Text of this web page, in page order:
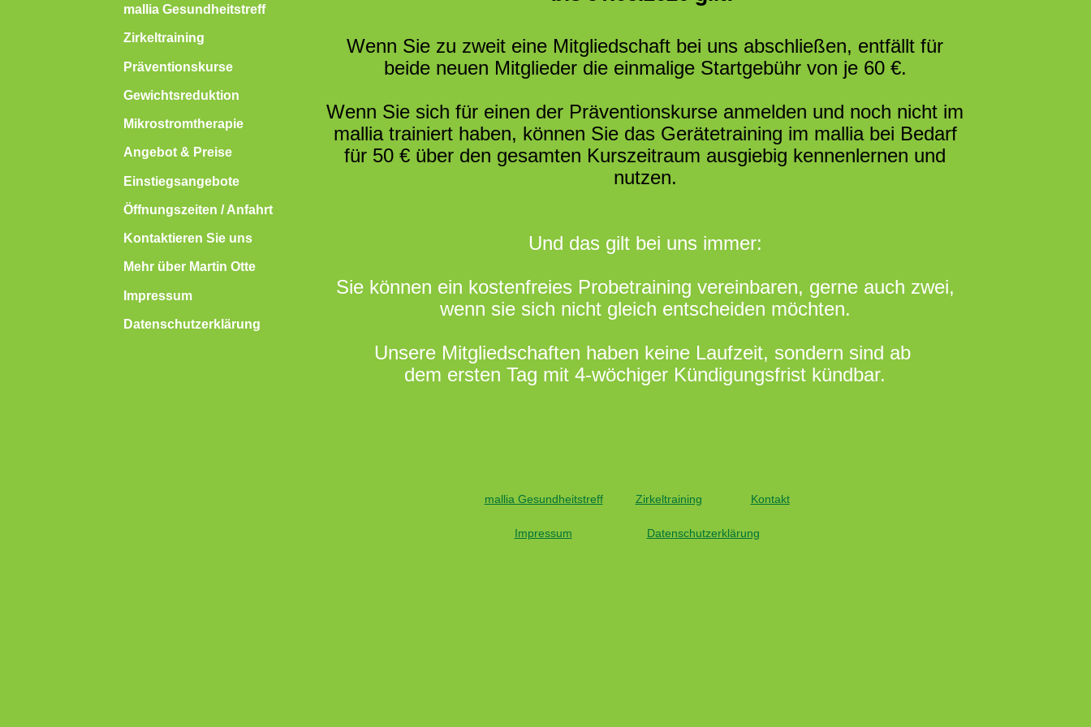
mallia Gesundheitstreff
Zirkeltraining
Präventionskurse
Gewichtsreduktion
Mikrostromtherapie
Angebot & Preise
Einstiegsangebote
Öffnungszeiten / Anfahrt
Kontaktieren Sie uns
Mehr über Martin Otte
Impressum
Datenschutzerklärung
Wenn Sie zu zweit eine Mitgliedschaft bei uns abschließen, entfällt für
beide neuen Mitglieder die einmalige Startgebühr von je 60 €.
Wenn Sie sich für einen der Präventionskurse anmelden und noch nicht im
mallia trainiert haben, können Sie das Gerätetraining im mallia bei Bedarf
für 50 € über den gesamten Kurszeitraum ausgiebig kennenlernen und
nutzen.
Und das gilt bei uns immer:
Sie können ein kostenfreies Probetraining vereinbaren, gerne auch zwei,
wenn sie sich nicht gleich entscheiden möchten.
Unsere Mitgliedschaften haben keine Laufzeit, sondern sind ab
dem ersten Tag mit 4-wöchiger Kündigungsfrist kündbar.
mallia Gesundheitstreff Zirkeltraining Kontakt
Impressum Datenschutzerklärung